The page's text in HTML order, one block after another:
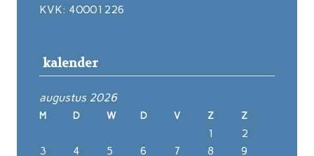
KVK: 40001226
kalender
augustus 2026
M D W D V Z Z
1
2
3
4 5 6 7 8
9